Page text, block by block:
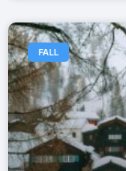
FALL